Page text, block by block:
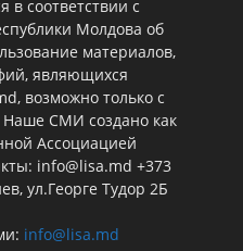
в соответствии с
Молдова об
материалов,
являющихся
возможно только с
СМИ создано как
Ассоциацией
info@lisa.md +373
ул.Георге Тудор 2Б
info@lisa.md